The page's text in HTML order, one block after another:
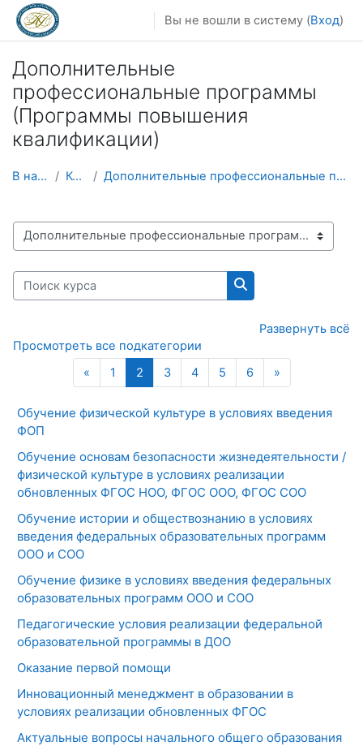
Перейти к основному содержанию
Вы не вошли в систему (Вход)
Дополнительные
профессиональные программы
(Программы повышения
квалификации)
В начало Курсы Дополнительные профессиональные программы (Програм...
Категории курсов
Поиск курса
Поиск курса
Развернуть всё
Просмотреть все подкатегории
«Предыдущая страница
1 Страница 1
2Страница 2
3Страница 3
4Страница 4
5Страница 5
6Страница 6
»Следующая
Обучение физической культуре в условиях введения
ФОП
Обучение основам безопасности жизнедеятельности /
физической культуре в условиях реализации
обновленных ФГОС НОО, ФГОС ООО, ФГОС СОО
Обучение истории и обществознанию в условиях
введения федеральных образовательных программ
ООО и СОО
Обучение физике в условиях введения федеральных
образовательных программ ООО и СОО
Педагогические условия реализации федеральной
образовательной программы в ДОО
Оказание первой помощи
Инновационный менеджмент в образовании в
условиях реализации обновленных ФГОС
Актуальные вопросы начального общего образования